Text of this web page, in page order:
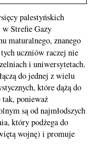
palestyńskich
Strefie Gazy
maturalnego, znanego
uczniów raczej nie
i uniwersytetach.
do jednej z wielu
które dążą do
ponieważ
są od najmłodszych
który podżega do
wojnę) i promuje